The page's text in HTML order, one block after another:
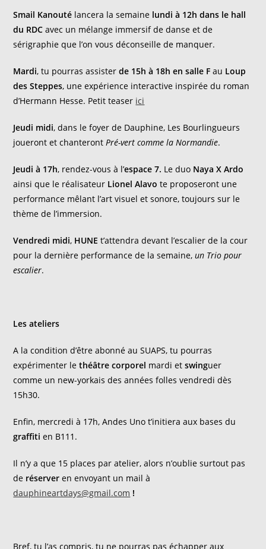
Smail Kanouté lancera la semaine lundi à 12h dans le hall
du RDCavec un mélange immersif de danse et de
sérigraphie que l’on vous déconseille de manquer.
Mardi, tu pourras assister de 15h à 18h en salle F au Loup
des Steppes, une expérience interactive inspirée du roman
d’Hermann Hesse. Petit teaser ici
Jeudi midi, dans le foyer de Dauphine, Les Bourlingueurs
joueront et chanterontPré-vert comme la Normandie.
Jeudi à 17h, rendez-vous à l’espace 7. Le duo Naya X Ardo
ainsi que le réalisateur Lionel Alavo te proposeront une
performance mêlant l’art visuel et sonore, toujours sur le
thème de l’immersion.
Vendredi midi, HUNEt’attendra devant l’escalier de la cour
pour la dernière performance de la semaine,un Trio pour
escalier.
Les ateliers
A la condition d’être abonné au SUAPS, tu pourras
expérimenter lethéâtre corporel mardi etswinguer
comme un new-yorkais des années folles vendredi dès
15h30.
Enfin, mercredi à 17h, Andes Uno t’initiera aux bases du
graffitien B111.
Il n’y a que 15 places par atelier, alors n’oublie surtout pas
de réserver en envoyant un mail à
dauphineartdays@gmail.com !
Bref, tu l’as compris, tu ne pourras pas échapper aux